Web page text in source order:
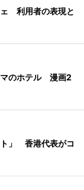
利用者の表現と
マのホテル 漫画2
」 香港代表がコ